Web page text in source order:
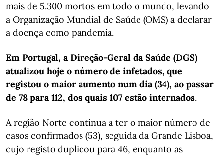
mais de 5.300 mortos em todo o mundo, levando
a Organização Mundial de Saúde (OMS) a declarar
a doença como pandemia.
Em Portugal, a Direção-Geral da Saúde (DGS)
atualizou hoje o número de infetados, que
registou o maior aumento num dia (34), ao passar
de 78 para 112, dos quais 107 estão internados.
A região Norte continua a ter o maior número de
casos confirmados (53), seguida da Grande Lisboa,
cujo registo duplicou para 46, enquanto as